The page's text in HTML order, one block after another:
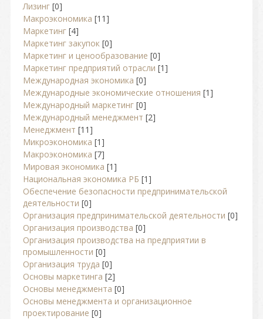
Лизинг [0]
Макроэкономика [11]
Маркетинг [4]
Маркетинг закупок [0]
Маркетинг и ценообразование [0]
Маркетинг предприятий отрасли [1]
Международная экономика [0]
Международные экономические отношения [1]
Международный маркетинг [0]
Международный менеджмент [2]
Менеджмент [11]
Микроэкономика [1]
Макроэкономика [7]
Мировая экономика [1]
Национальная экономика РБ [1]
Обеспечение безопасности предпринимательской
деятельности [0]
Организация предпринимательской деятельности [0]
Организация производства [0]
Организация производства на предприятии в
промышленности [0]
Организация труда [0]
Основы маркетинга [2]
Основы менеджмента [0]
Основы менеджмента и организационное
проектирование [0]